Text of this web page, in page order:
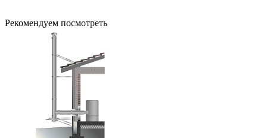
Рекомендуем посмотреть